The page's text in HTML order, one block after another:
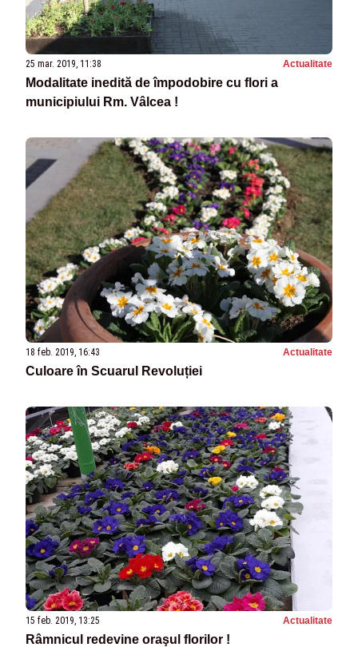
25 mar. 2019, 11:38 Actualitate
Modalitate inedită de împodobire cu flori a
municipiului Rm. Vâlcea !
18 feb. 2019, 16:43 Actualitate
Culoare în Scuarul Revoluției
15 feb. 2019, 13:25 Actualitate
Râmnicul redevine oraşul florilor !